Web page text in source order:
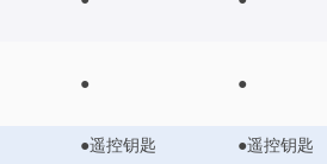
● ●
●遥控钥匙
●遥控钥匙